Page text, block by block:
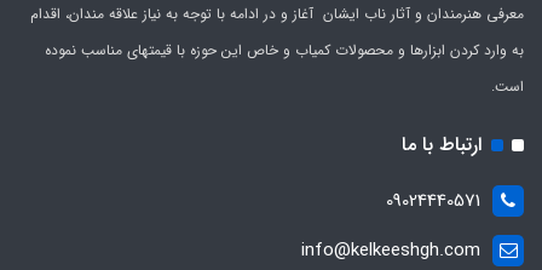
معرفی هنرمندان و آثار ناب ایشان آغاز و در ادامه با توجه به نیاز علاقه مندان، اقدام
به وارد کردن ابزارها و محصولات کمیاب و خاص این حوزه با قیمتهای مناسب نموده
است.
ارتباط با ما
09024440571
info@kelkeeshgh.com